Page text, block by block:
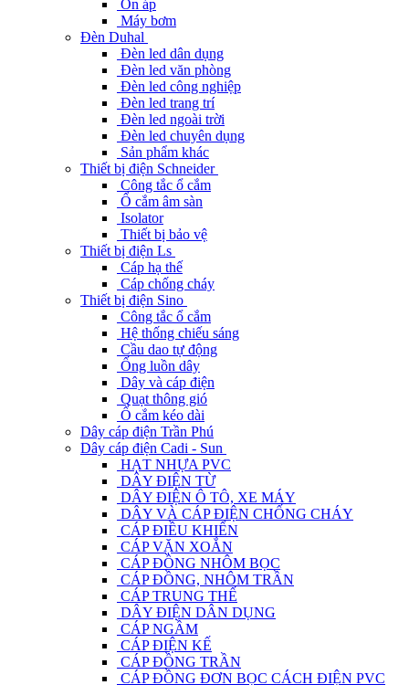
Ổn áp
Máy bơm
Đèn Duhal
Đèn led dân dụng
Đèn led văn phòng
Đèn led công nghiệp
Đèn led trang trí
Đèn led ngoài trời
Đèn led chuyên dụng
Sản phẩm khác
Thiết bị điện Schneider
Công tắc ổ cắm
Ổ cắm âm sàn
Isolator
Thiết bị bảo vệ
Thiết bị điện Ls
Cáp hạ thế
Cáp chống cháy
Thiết bị điện Sino
Công tắc ổ cắm
Hệ thống chiếu sáng
Cầu dao tự động
Ống luồn dây
Dây và cáp điện
Quạt thông gió
Ổ cắm kéo dài
Dây cáp điện Trần Phú
Dây cáp điện Cadi - Sun
HẠT NHỰA PVC
DÂY ĐIỆN TỪ
DÂY ĐIỆN Ô TÔ, XE MÁY
DÂY VÀ CÁP ĐIỆN CHỐNG CHÁY
CÁP ĐIỀU KHIỂN
CÁP VẶN XOẮN
CÁP ĐỒNG NHÔM BỌC
CÁP ĐỒNG, NHÔM TRẦN
CÁP TRUNG THẾ
DÂY ĐIỆN DÂN DỤNG
CÁP NGẦM
CÁP ĐIỆN KẾ
CÁP ĐỒNG TRẦN
CÁP ĐỒNG ĐƠN BỌC CÁCH ĐIỆN PVC